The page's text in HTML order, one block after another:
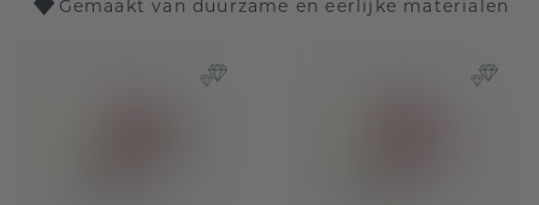
Gemaakt van duurzame en eerlijke materialen